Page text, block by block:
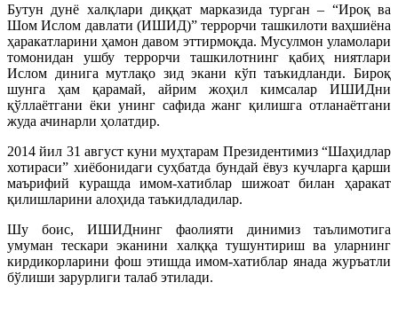
Бутун дунё халқлари диққат марказида турган – “Ироқ ва
Шом Ислом давлати (ИШИД)” террорчи ташкилоти ваҳшиёна
ҳаракатларини ҳамон давом эттирмоқда. Мусулмон уламолари
томонидан ушбу террорчи ташкилотнинг қабиҳ ниятлари
Ислом динига мутлақо зид экани кўп таъкидланди. Бироқ
шунга ҳам қарамай, айрим жоҳил кимсалар ИШИДни
қўллаётгани ёки унинг сафида жанг қилишга отланаётгани
жуда ачинарли ҳолатдир.
2014 йил 31 август куни муҳтарам Президентимиз “Шаҳидлар
хотираси” хиёбонидаги суҳбатда бундай ёвуз кучларга қарши
маърифий курашда имом-хатиблар шижоат билан ҳаракат
қилишларини алоҳида таъкидладилар.
Шу боис, ИШИДнинг фаолияти динимиз таълимотига
умуман тескари эканини халққа тушунтириш ва уларнинг
кирдикорларини фош этишда имом-хатиблар янада журъатли
бўлиши зарурлиги талаб этилади.